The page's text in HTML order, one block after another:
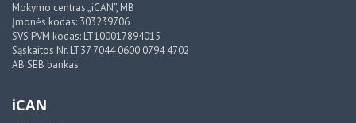
Mokymo centras „iCAN”, MB
Įmonės kodas: 303239706
SVS PVM kodas: LT100017894015
Sąskaitos Nr. LT37 7044 0600 0794 4702
AB SEB bankas
iCAN